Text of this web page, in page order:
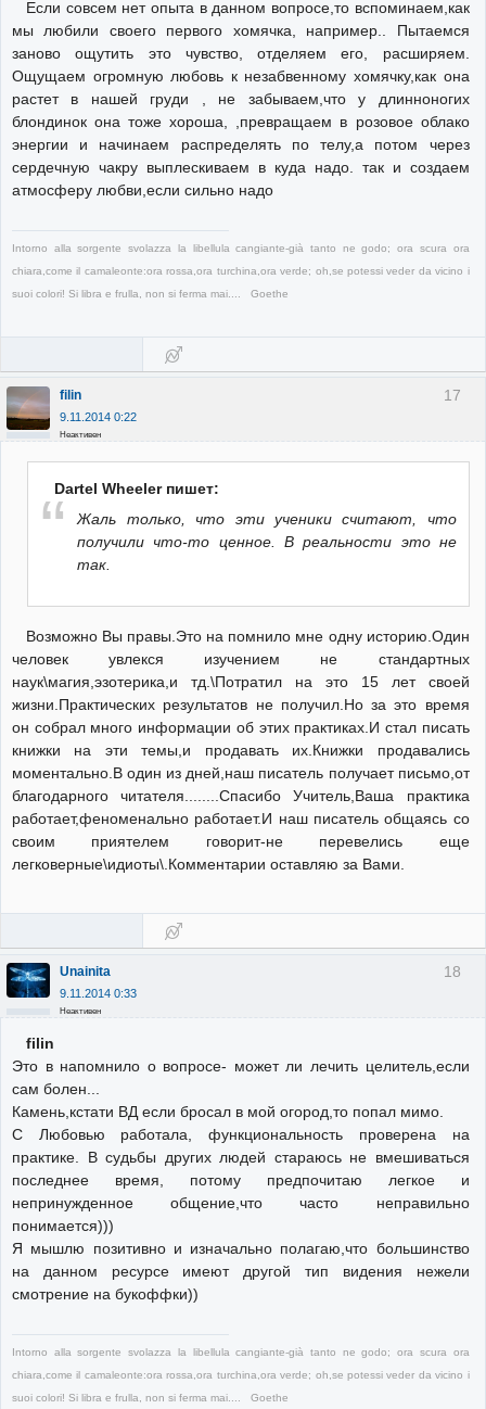
Если совсем нет опыта в данном вопросе,то вспоминаем,как
мы любили своего первого хомячка, например.. Пытаемся
заново ощутить это чувство, отделяем его, расширяем.
Ощущаем огромную любовь к незабвенному хомячку,как она
растет в нашей груди , не забываем,что у длинноногих
блондинок она тоже хороша, ,превращаем в розовое облако
энергии и начинаем распределять по телу,а потом через
сердечную чакру выплескиваем в куда надо. так и создаем
атмосферу любви,если сильно надо
Intorno alla sorgente svolazza la libellula cangiante-già tanto ne godo; ora scura ora
chiara,come il camaleonte:ora rossa,ora turchina,ora verde; oh,se potessi veder da vicino i
suoi colori! Si libra e frulla, non si ferma mai.... Goethe
17
filin
9.11.2014 0:22
Неактивен
Dartel Wheeler пишет:
Жаль только, что эти ученики считают, что
получили что-то ценное. В реальности это не
так.
Возможно Вы правы.Это на помнило мне одну историю.Один
человек увлекся изучением не стандартных
наук\магия,эзотерика,и тд.\Потратил на это 15 лет своей
жизни.Практических результатов не получил.Но за это время
он собрал много информации об этих практиках.И стал писать
книжки на эти темы,и продавать их.Книжки продавались
моментально.В один из дней,наш писатель получает письмо,от
благодарного читателя........Спасибо Учитель,Ваша практика
работает,феноменально работает.И наш писатель общаясь со
своим приятелем говорит-не перевелись еще
легковерные\идиоты\.Комментарии оставляю за Вами.
18
Unainita
9.11.2014 0:33
Неактивен
filin
Это в напомнило о вопросе- может ли лечить целитель,если
сам болен...
Камень,кстати ВД если бросал в мой огород,то попал мимо.
С Любовью работала, функциональность проверена на
практике. В судьбы других людей стараюсь не вмешиваться
последнее время, потому предпочитаю легкое и
непринужденное общение,что часто неправильно
понимается)))
Я мышлю позитивно и изначально полагаю,что большинство
на данном ресурсе имеют другой тип видения нежели
смотрение на букоффки))
Intorno alla sorgente svolazza la libellula cangiante-già tanto ne godo; ora scura ora
chiara,come il camaleonte:ora rossa,ora turchina,ora verde; oh,se potessi veder da vicino i
suoi colori! Si libra e frulla, non si ferma mai.... Goethe